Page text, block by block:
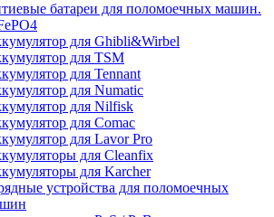
батареи для поломоечных машин.
для Ghibli&Wirbel
для TSM
для Tennant
для Numatic
для Nilfisk
для Comac
для Lavor Pro
для Cleanfix
для Karcher
устройства для поломоечных